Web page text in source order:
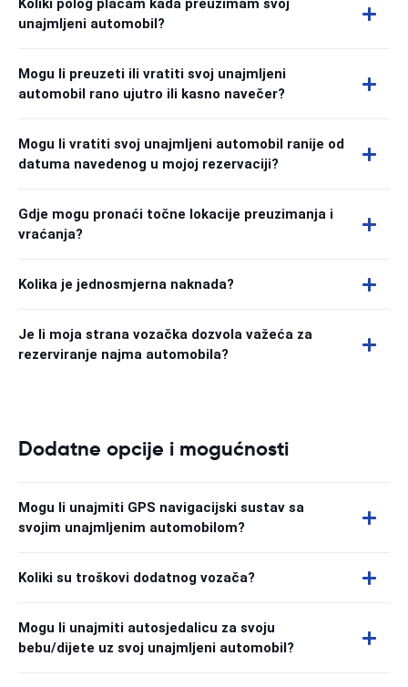
Koliki polog plaćam kada preuzimam svoj
unajmljeni automobil?
Mogu li preuzeti ili vratiti svoj unajmljeni
automobil rano ujutro ili kasno navečer?
Mogu li vratiti svoj unajmljeni automobil ranije od
datuma navedenog u mojoj rezervaciji?
Gdje mogu pronaći točne lokacije preuzimanja i
vraćanja?
Kolika je jednosmjerna naknada?
Je li moja strana vozačka dozvola važeća za
rezerviranje najma automobila?
Dodatne opcije i mogućnosti
Mogu li unajmiti GPS navigacijski sustav sa
svojim unajmljenim automobilom?
Koliki su troškovi dodatnog vozača?
Mogu li unajmiti autosjedalicu za svoju
bebu/dijete uz svoj unajmljeni automobil?